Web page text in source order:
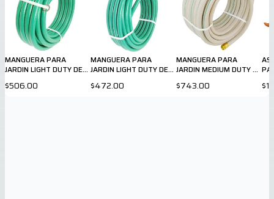
MANGUERA PARA
JARDIN LIGHT DUTY DE
$506.00
MANGUERA PARA
JARDIN LIGHT DUTY DE
$472.00
MANGUERA PARA
JARDIN MEDIUM DUTY DE
$743.00